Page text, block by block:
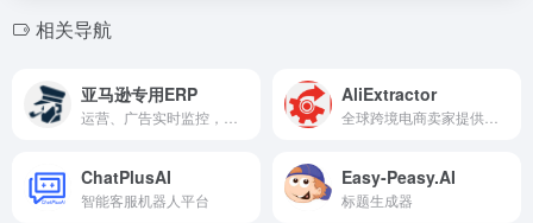
相关导航
亚马逊专用ERP AliExtractor
​ChatPlusAI
智能客服机器人平台
Easy-Peasy.AI
标题生成器